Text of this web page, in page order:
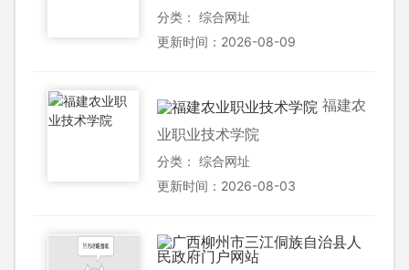
分类： 综合网址
更新时间：2026-08-09
福建农
业职业技术学院
分类： 综合网址
更新时间：2026-08-03